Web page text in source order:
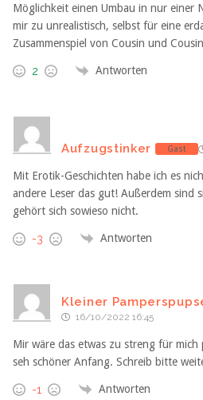
Möglichkeit einen Umbau in nur einer
mir zu unrealistisch, selbst für eine
Zusammenspiel von Cousin und
2 Antworten
Aufzugstinker Gast
Mit Erotik-Geschichten habe ich es
andere Leser das gut! Außerdem sind
gehört sich sowieso nicht.
-3 Antworten
Kleiner
16/10/2022 16:45
Mir wäre das etwas zu streng für
seh schöner Anfang. Schreib bitte
-1 Antworten